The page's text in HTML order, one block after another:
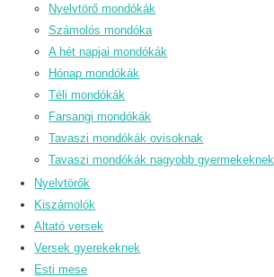
Nyelvtörő mondókák
Számolós mondóka
A hét napjai mondókák
Hónap mondókák
Téli mondókák
Farsangi mondókák
Tavaszi mondókák ovisoknak
Tavaszi mondókák nagyobb gyermekeknek
Nyelvtörők
Kiszámolók
Altató versek
Versek gyerekeknek
Esti mese